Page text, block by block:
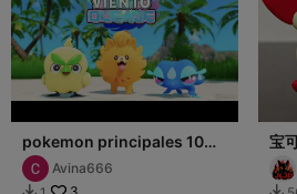
pokemon principales 10
Gen Avina666
宝
色